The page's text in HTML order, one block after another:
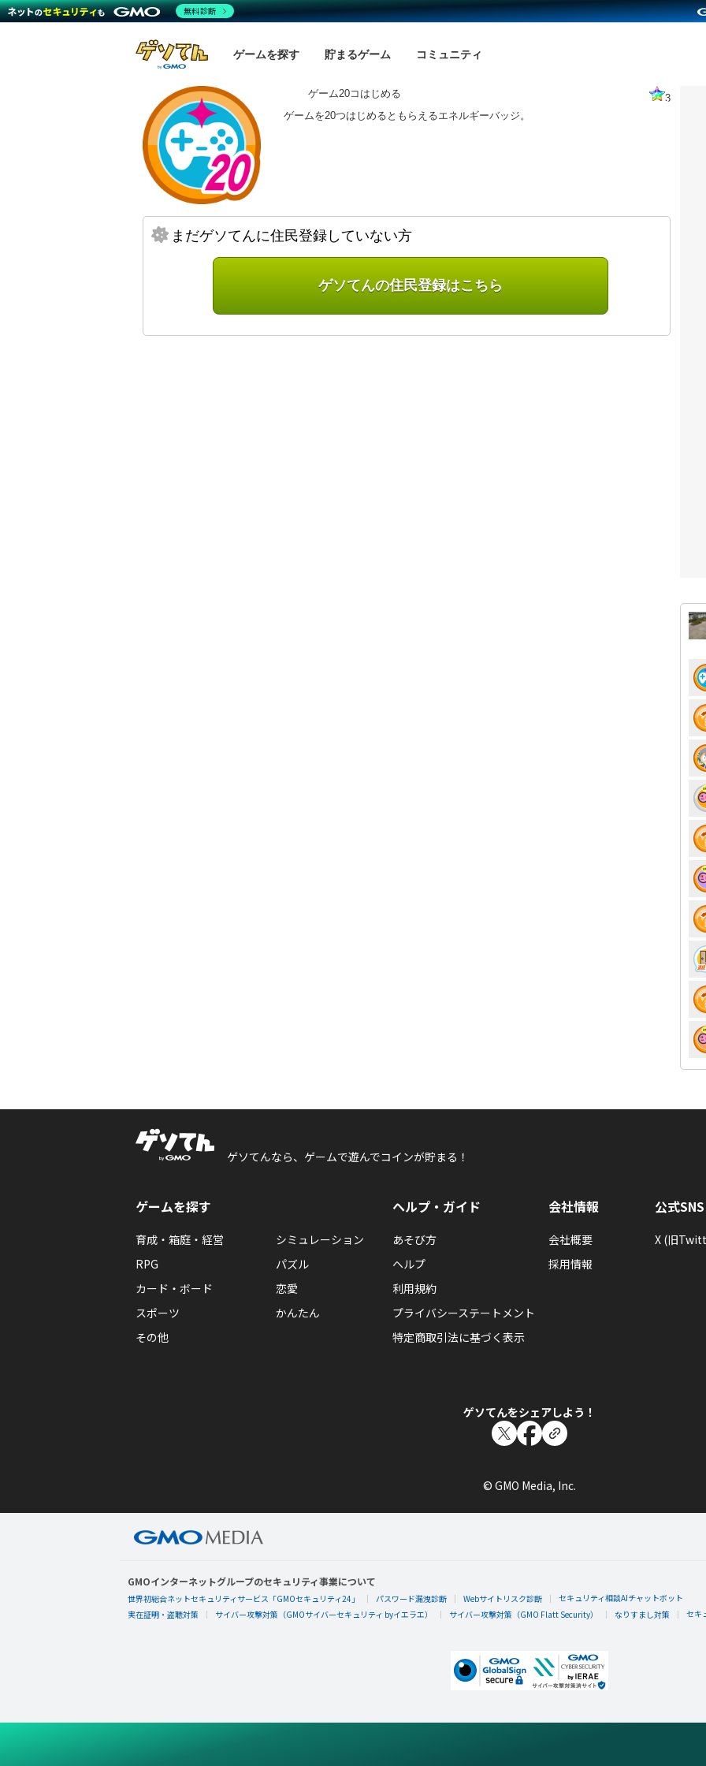
ゲームを探す 貯まるゲーム コミュニティ
ゲーム20コはじめる
3
ゲームを20つはじめるともらえるエネルギーバッジ。
まだゲソてんに住民登録していない方
ゲソてんの住民登録はこちら
ゲソてんなら、ゲームで遊んでコインが貯まる！
ゲームを探す
育成・箱庭・経営
シミュレーション
RPG
パズル
カード・ボード
恋愛
スポーツ
かんたん
その他
ヘルプ・ガイド
あそび方
ヘルプ
利用規約
プライバシーステートメント
特定商取引法に基づく表示
会社情報
会社概要
採用情報
公式SNS
X (旧
ゲソてんをシェアしよう！
© GMO Media, Inc.
GMOインターネットグループのセキュリティ事業について
世界初総合ネットセキュリティサービス「GMOセキュリティ24」 パスワード漏洩診断 Webサイトリスク診断
セキュリティ相談AIチャットボット
実在証明・盗聴対策
サイバー攻撃対策（GMOサイバーセキュリティ byイエラエ） サイバー攻撃対策（GMO Flatt Security） なりすまし対策 セキ
無料診断